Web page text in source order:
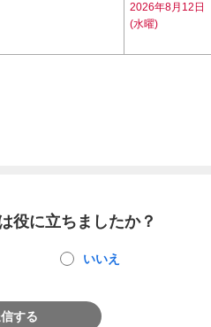
2026年8月12日
(水曜)
役に立ちましたか？
いいえ
する